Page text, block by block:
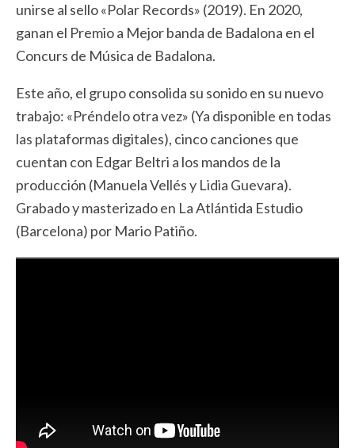
unirse al sello «Polar Records» (2019). En 2020,
ganan el Premio a Mejor banda de Badalona en el
Concurs de Música de Badalona.
Este año, el grupo consolida su sonido en su nuevo
trabajo: «Préndelo otra vez» (Ya disponible en todas
las plataformas digitales), cinco canciones que
cuentan con Edgar Beltri a los mandos de la
producción (Manuela Vellés y Lidia Guevara).
Grabado y masterizado en La Atlántida Estudio
(Barcelona) por Mario Patiño.